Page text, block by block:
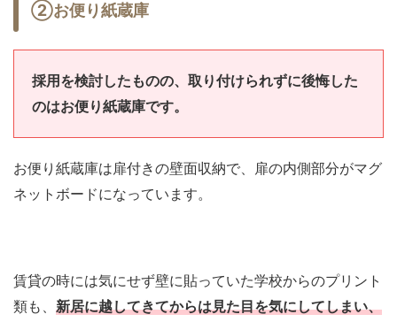
②お便り紙蔵庫
採用を検討したものの、取り付けられずに後悔した
のはお便り紙蔵庫です。
お便り紙蔵庫は扉付きの壁面収納で、扉の内側部分がマグ
ネットボードになっています。
賃貸の時には気にせず壁に貼っていた学校からのプリント
類も、 新居に越してきてからは見た目を気にしてしまい、